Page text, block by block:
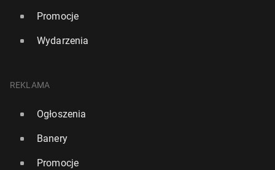
urzędu naj­póź­niej we wrze­śniu
Promocje
Wydarzenia
REKLAMA
Ogłoszenia
Banery
Promocje